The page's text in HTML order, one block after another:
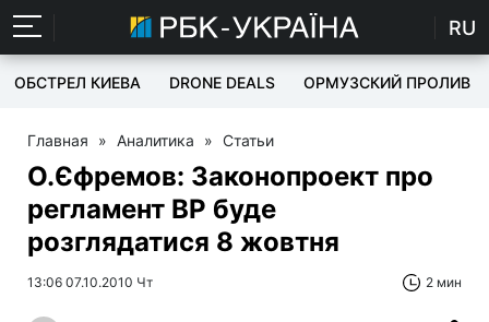
RU
ОБСТРЕЛ КИЕВА DRONE DEALS ОРМУЗСКИЙ ПРОЛИВ
Главная » Аналитика » Статьи
О.Єфремов: Законопроект про
регламент ВР буде
розглядатися 8 жовтня
13:06 07.10.2010 Чт 2 мин